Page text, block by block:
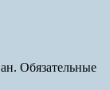
Обязательные